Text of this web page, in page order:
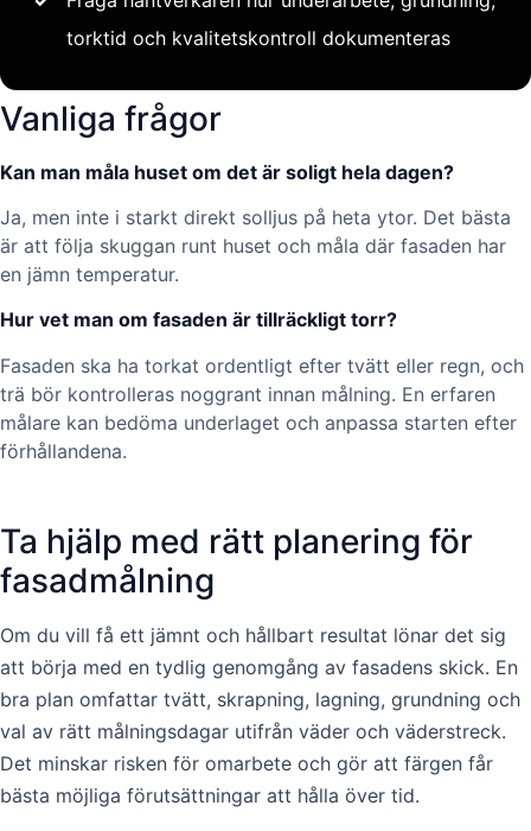
torktid och kvalitetskontroll dokumenteras
Vanliga frågor
Kan man måla huset om det är soligt hela dagen?
Ja, men inte i starkt direkt solljus på heta ytor. Det bästa
är att följa skuggan runt huset och måla där fasaden har
en jämn temperatur.
Hur vet man om fasaden är tillräckligt torr?
Fasaden ska ha torkat ordentligt efter tvätt eller regn, och
trä bör kontrolleras noggrant innan målning. En erfaren
målare kan bedöma underlaget och anpassa starten efter
förhållandena.
Ta hjälp med rätt planering för
fasadmålning
Om du vill få ett jämnt och hållbart resultat lönar det sig
att börja med en tydlig genomgång av fasadens skick. En
bra plan omfattar tvätt, skrapning, lagning, grundning och
val av rätt målningsdagar utifrån väder och väderstreck.
Det minskar risken för omarbete och gör att färgen får
bästa möjliga förutsättningar att hålla över tid.